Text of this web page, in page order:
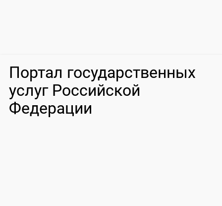
Портал государственных
услуг Российской
Федерации